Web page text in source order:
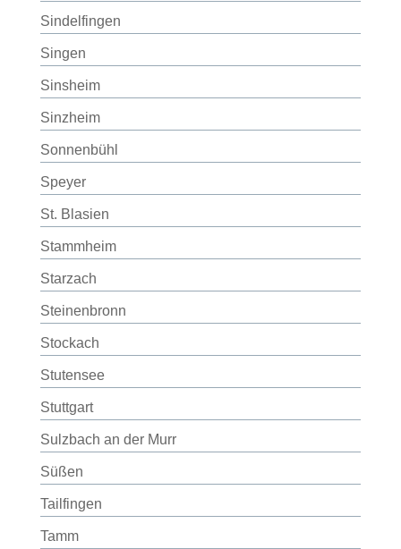
Sindelfingen
Singen
Sinsheim
Sinzheim
Sonnenbühl
Speyer
St. Blasien
Stammheim
Starzach
Steinenbronn
Stockach
Stutensee
Stuttgart
Sulzbach an der Murr
Süßen
Tailfingen
Tamm